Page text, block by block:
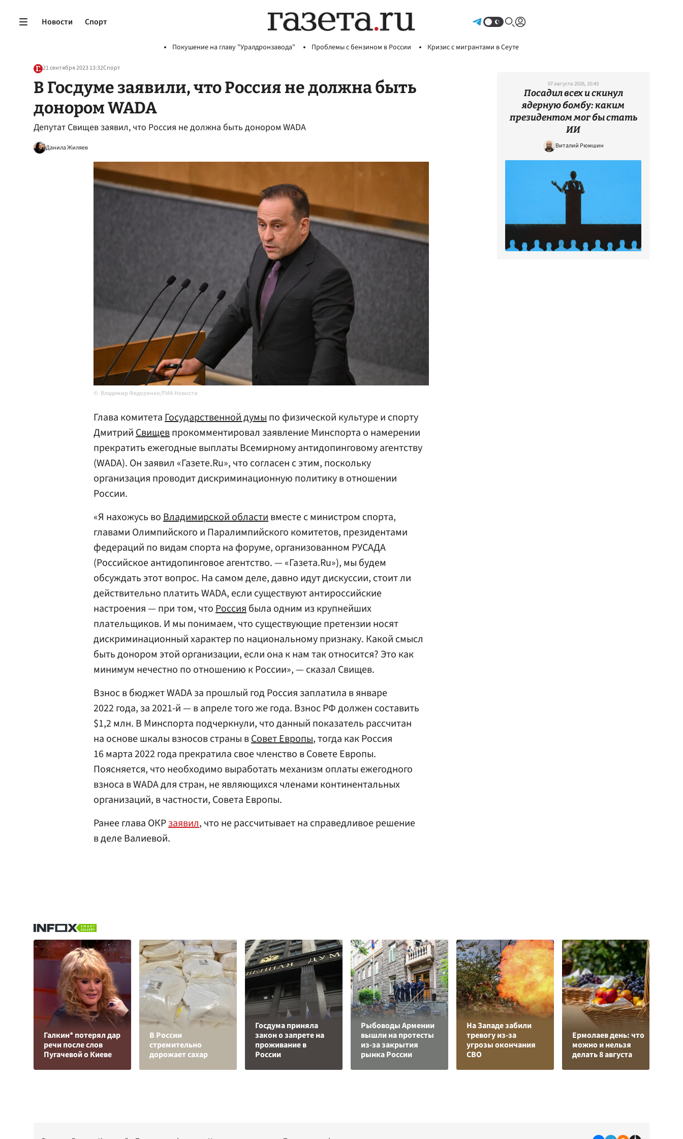
Новости Спорт
Покушение на главу "Уралдронзавода" Проблемы с бензином в России Кризис с мигрантами в Сеуте
21 сентября 2023 13:32Спорт
В Госдуме заявили, что Россия не должна быть
донором WADA
Депутат Свищев заявил, что Россия не должна быть донором WADA
Данила Жиляев
Владимир Федоренко/РИА Новости
Глава комитетаГосударственной думыпо физической культуре и спорту
ДмитрийСвищевпрокомментировал заявление Минспорта о намерении
прекратить ежегодные выплаты Всемирному антидопинговому агентству
(WADA). Он заявил «Газете.Ru», что согласен с этим, поскольку
организация проводит дискриминационную политику в отношении
России.
«Я нахожусь воВладимирской областивместе с министром спорта,
главами Олимпийского и Паралимпийского комитетов, президентами
федераций по видам спорта на форуме, организованном РУСАДА
(Российское антидопинговое агентство. — «Газета.Ru»), мы будем
обсуждать этот вопрос. На самом деле, давно идут дискуссии, стоит ли
действительно платить WADA, если существуют антироссийские
настроения — при том, чтоРоссиябыла одним из крупнейших
плательщиков. И мы понимаем, что существующие претензии носят
дискриминационный характер по национальному признаку. Какой смысл
быть донором этой организации, если она к нам так относится? Это как
минимум нечестно по отношению к России», — сказал Свищев.
Взнос в бюджет WADA за прошлый год Россия заплатила в январе
2022 года, за 2021-й — в апреле того же года. Взнос РФ должен составить
$1,2 млн. В Минспорта подчеркнули, что данный показатель рассчитан
на основе шкалы взносов страны вСовет Европы, тогда как Россия
16 марта 2022 года прекратила свое членство в Совете Европы.
Поясняется, что необходимо выработать механизм оплаты ежегодного
взноса в WADA для стран, не являющихся членами континентальных
организаций, в частности, Совета Европы.
Ранее глава ОКРзаявил, что не рассчитывает на справедливое решение
в деле Валиевой.
07 августа 2026, 10:43
Посадил всех и скинул
ядерную бомбу: каким
президентом мог бы стать
ИИ
Виталий Рюмшин
Галкин* потерял дар
речи после слов
Пугачевой о Киеве
В России
стремительно
дорожает сахар
Госдума приняла
закон о запрете на
проживание в
России
Рыбоводы Армении
вышли на протесты
из-за закрытия
рынка России
На Западе забили
тревогу из-за
угрозы окончания
СВО
Ермолаев день: что
можно и нельзя
делать 8 августа